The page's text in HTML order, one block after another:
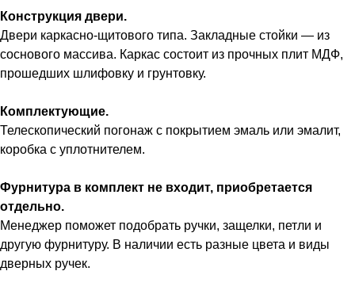
Конструкция двери.
Двери каркасно-щитового типа. Закладные стойки — из
соснового массива. Каркас состоит из прочных плит МДФ,
прошедших шлифовку и грунтовку.
Комплектующие.
Телескопический погонаж с покрытием эмаль или эмалит,
коробка с уплотнителем.
Фурнитура в комплект не входит, приобретается
отдельно.
Менеджер поможет подобрать ручки, защелки, петли и
другую фурнитуру. В наличии есть разные цвета и виды
дверных ручек.